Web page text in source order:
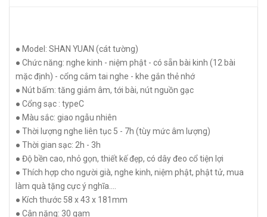
● Model: SHAN YUAN (cát tường)
● Chức năng: nghe kinh - niệm phật - có sẵn bài kinh (12 bài
mặc định) - cổng cắm tai nghe - khe gắn thẻ nhớ
● Nút bấm: tăng giảm âm, tới bài, nút nguồn gạc
● Cổng sạc : typeC
● Màu sắc: giao ngẫu nhiên
● Thời lượng nghe liên tục 5 - 7h (tùy mức âm lượng)
● Thời gian sạc: 2h - 3h
● Độ bền cao, nhỏ gọn, thiết kế đẹp, có dây đeo cổ tiện lợi
● Thích hợp cho người già, nghe kinh, niệm phật, phật tử, mua
làm quà tặng cực ý nghĩa....
● Kích thước 58 x 43 x 181mm
● Cân nặng: 30 gam